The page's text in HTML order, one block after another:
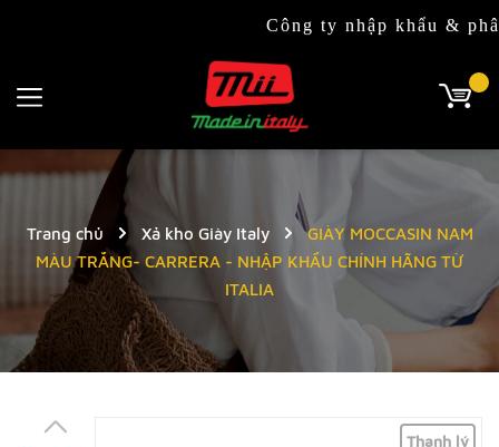
Công ty nhập khẩu & phân
Trang chủ Xả kho Giày Italy
GIÀY MOCCASIN NAM
MÀU TRẮNG- CARRERA - NHẬP KHẨU CHÍNH HÃNG TỪ
ITALIA
Thanh lý